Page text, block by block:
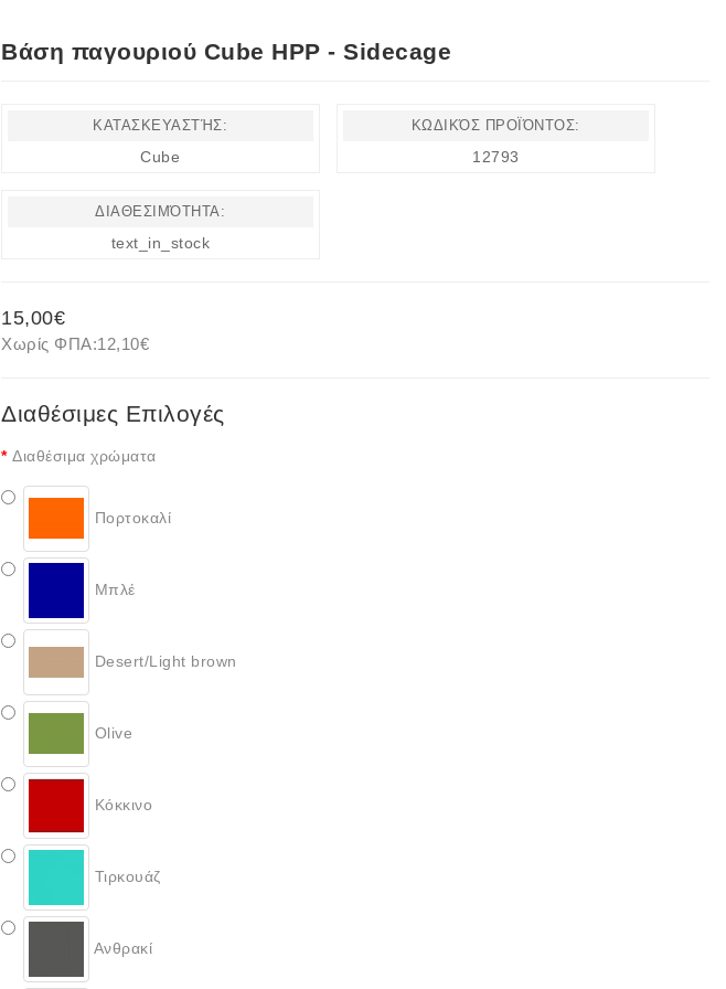
Βάση παγουριού Cube HPP - Sidecage
ΚΑΤΑΣΚΕΥΑΣΤΉΣ:
Cube
ΚΩΔΙΚΌΣ ΠΡΟΪΌΝΤΟΣ:
12793
ΔΙΑΘΕΣΙΜΌΤΗΤΑ:
text_in_stock
15,00€
Χωρίς ΦΠΑ:12,10€
Διαθέσιμες Επιλογές
Διαθέσιμα χρώματα
Πορτοκαλί
Μπλέ
Desert/Light brown
Olive
Κόκκινο
Τιρκουάζ
Ανθρακί